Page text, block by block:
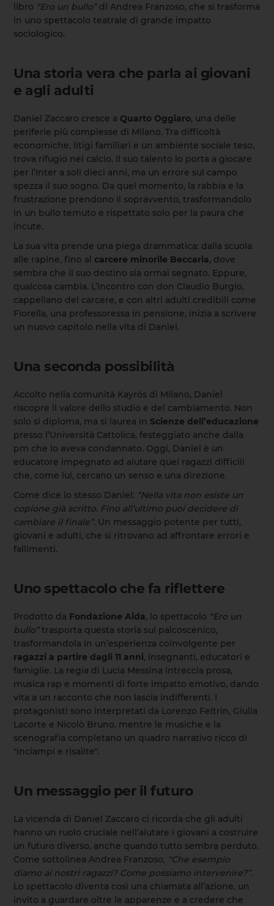
libro “Ero un bullo”di Andrea Franzoso, che si trasforma
in uno spettacolo teatrale di grande impatto
sociologico.
Una storia vera che parla ai giovani
e agli adulti
Daniel Zaccaro cresce a Quarto Oggiaro, una delle
periferie più complesse di Milano. Tra difficoltà
economiche, litigi familiari e un ambiente sociale teso,
trova rifugio nel calcio. Il suo talento lo porta a giocare
per l’Inter a soli dieci anni, ma un errore sul campo
spezza il suo sogno. Da quel momento, la rabbia e la
frustrazione prendono il sopravvento, trasformandolo
in un bullo temuto e rispettato solo per la paura che
incute.
La sua vita prende una piega drammatica: dalla scuola
alle rapine, fino al carcere minorile Beccaria, dove
sembra che il suo destino sia ormai segnato. Eppure,
qualcosa cambia. L’incontro con don Claudio Burgio,
cappellano del carcere, e con altri adulti credibili come
Fiorella, una professoressa in pensione, inizia a scrivere
un nuovo capitolo nella vita di Daniel.
Una seconda possibilità
Accolto nella comunità Kayrós di Milano, Daniel
riscopre il valore dello studio e del cambiamento. Non
solo si diploma, ma si laurea in Scienze dell’educazione
presso l’Università Cattolica, festeggiato anche dalla
pm che lo aveva condannato. Oggi, Daniel è un
educatore impegnato ad aiutare quei ragazzi difficili
che, come lui, cercano un senso e una direzione.
Come dice lo stesso Daniel: “Nella vita non esiste un
copione già scritto. Fino all’ultimo puoi decidere di
cambiare il finale”. Un messaggio potente per tutti,
giovani e adulti, che si ritrovano ad affrontare errori e
fallimenti.
Uno spettacolo che fa riflettere
Prodotto da Fondazione Aida, lo spettacolo “Ero un
bullo”trasporta questa storia sul palcoscenico,
trasformandola in un’esperienza coinvolgente per
ragazzi a partire dagli 11 anni, insegnanti, educatori e
famiglie. La regia di Lucia Messina intreccia prosa,
musica rap e momenti di forte impatto emotivo, dando
vita a un racconto che non lascia indifferenti. I
protagonisti sono interpretati da Lorenzo Feltrin, Giulia
Lacorte e Nicolò Bruno, mentre le musiche e la
scenografia completano un quadro narrativo ricco di
"inciampi e risalite".
Un messaggio per il futuro
La vicenda di Daniel Zaccaro ci ricorda che gli adulti
hanno un ruolo cruciale nell’aiutare i giovani a costruire
un futuro diverso, anche quando tutto sembra perduto.
Come sottolinea Andrea Franzoso, “Che esempio
diamo ai nostri ragazzi? Come possiamo intervenire?”.
Lo spettacolo diventa così una chiamata all’azione, un
invito a guardare oltre le apparenze e a credere che